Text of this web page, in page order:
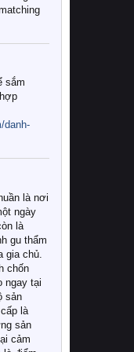
sắm
danh-
là nơi
ngày
là
gu thẩm
gia chủ.
chốn
ngay tại
sản
là
sản
cảm